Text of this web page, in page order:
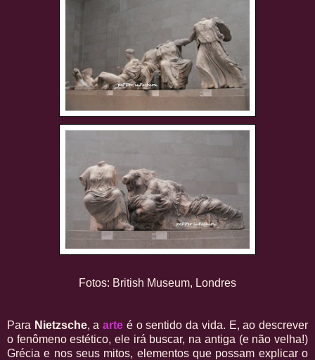
Fotos: British Museum, Londres
Para Nietzsche, aarte é o sentido da vida. E, ao descrever
o fenômeno estético, ele irá buscar, na antiga (e não velha!)
Grécia e nos seus mitos, elementos que possam explicar o